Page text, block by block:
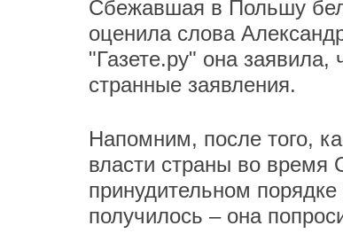
Сбежавшая в Польшу
оценила слова
"Газете.ру" она заявила,
странные заявления.
Напомним, после того,
власти страны во время
принудительном порядке
получилось – она